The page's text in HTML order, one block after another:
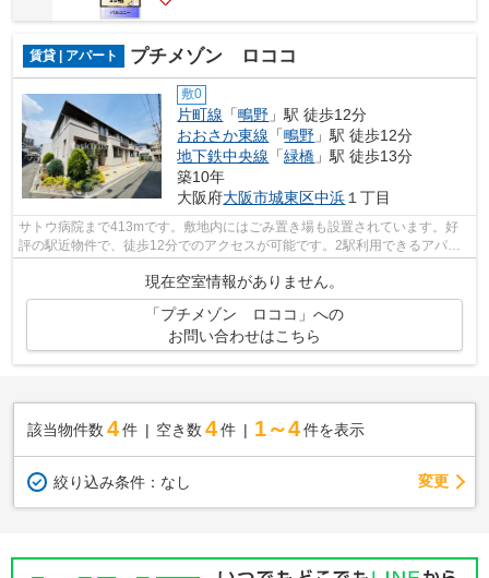
賃貸 | アパート プチメゾン ロココ
敷0
片町線 「鴫野 」駅 徒歩12分
おおさか東線 「鴫野 」駅 徒歩12分
地下鉄中央線 「緑橋 」駅 徒歩13分
築10年
大阪府大阪市城東区中浜 １丁目
サトウ病院まで413mです。敷地内にはごみ置き場も設置されています。好
評の駅近物件で、徒歩12分でのアクセスが可能です。2駅利用できるアパー
トは電車での移動が便利です。賃貸物件の...
現在空室情報がありません。
「プチメゾン ロココ」への
お問い合わせはこちら
該当物件数 4件 空き数 4 件 1～4 件を表示
絞り込み条件： なし 変更